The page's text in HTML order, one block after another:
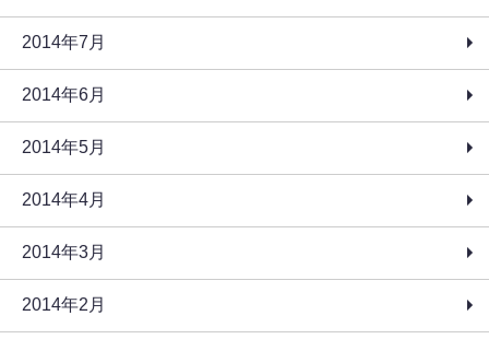
2014年7月
2014年6月
2014年5月
2014年4月
2014年3月
2014年2月